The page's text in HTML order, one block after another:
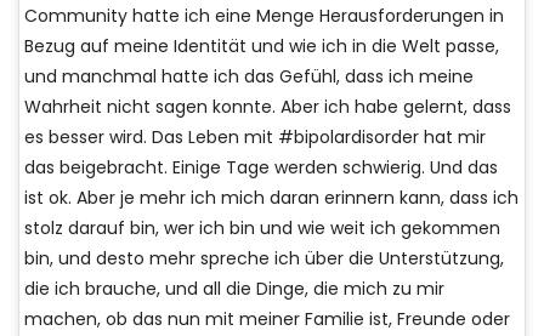
Community hatte ich eine Menge Herausforderungen in
Bezug auf meine Identität und wie ich in die Welt passe,
und manchmal hatte ich das Gefühl, dass ich meine
Wahrheit nicht sagen konnte. Aber ich habe gelernt, dass
es besser wird. Das Leben mit #bipolardisorder hat mir
das beigebracht. Einige Tage werden schwierig. Und das
ist ok. Aber je mehr ich mich daran erinnern kann, dass ich
stolz darauf bin, wer ich bin und wie weit ich gekommen
bin, und desto mehr spreche ich über die Unterstützung,
die ich brauche, und all die Dinge, die mich zu mir
machen, ob das nun mit meiner Familie ist, Freunde oder